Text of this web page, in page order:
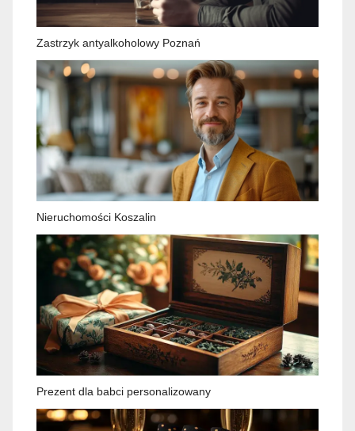
Zastrzyk antyalkoholowy Poznań
Nieruchomości Koszalin
Prezent dla babci personalizowany